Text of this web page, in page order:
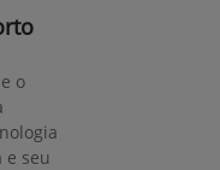
o
seu